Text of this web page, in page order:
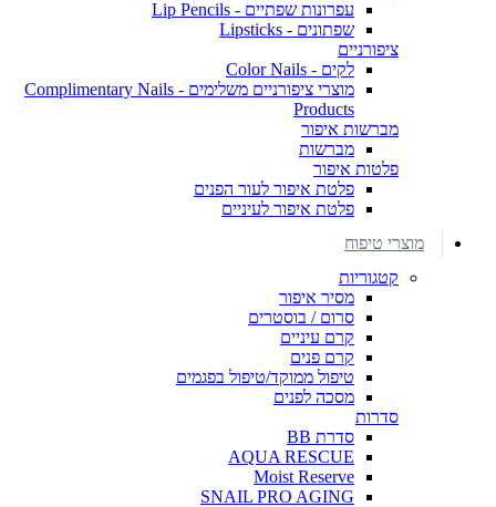
עפרונות שפתיים - Lip Pencils
שפתונים - Lipsticks
ציפורניים
לקים - Color Nails
מוצרי ציפורניים משלימים - Complimentary Nails
Products
מברשות איפור
מברשות
פלטות איפור
פלטת איפור לעור הפנים
פלטת איפור לעיניים
מוצרי טיפוח
קטגוריות
מסיר איפור
סרום / בוסטרים
קרם עיניים
קרם פנים
טיפול ממוקד/טיפול בפגמים
מסכה לפנים
סדרות
סדרת BB
AQUA RESCUE
Moist Reserve
SNAIL PRO AGING